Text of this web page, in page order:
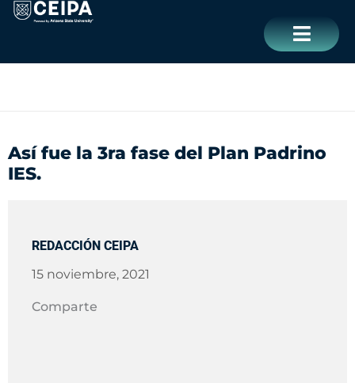
contenido
Así fue la 3ra fase del Plan Padrino
IES.
REDACCIÓN CEIPA
15 noviembre, 2021
Comparte